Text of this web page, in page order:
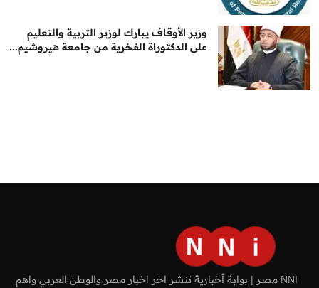
وزير الأوقاف يبارك لوزير التربية والتعليم
على الدكتوراة الفخرية من جامعة هيروشيم...
NNI مصر | بوابة أخبارية تنشر اخر اخبار مصر والوطن العربي واهم